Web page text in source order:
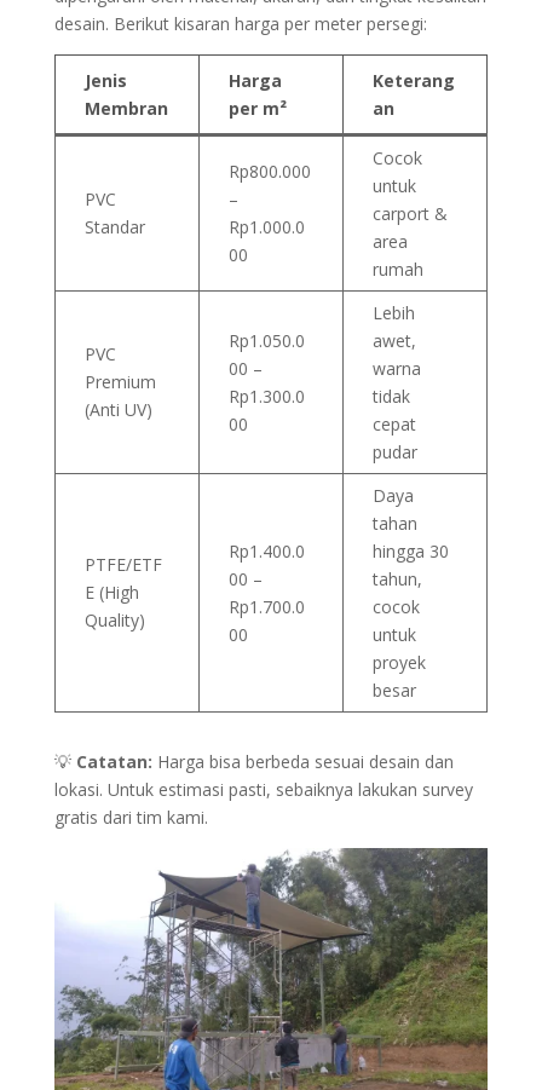
desain. Berikut kisaran harga per meter persegi:
Jenis
Membran
Harga
per m²
Keterang
an
PVC
Standar
Rp800.000
–
Rp1.000.0
00
Cocok
untuk
carport &
area
rumah
PVC
Premium
(Anti UV)
Rp1.050.0
00 –
Rp1.300.0
00
Lebih
awet,
warna
tidak
cepat
pudar
PTFE/ETF
E (High
Quality)
Rp1.400.0
00 –
Rp1.700.0
00
Daya
tahan
hingga 30
tahun,
cocok
untuk
proyek
besar
💡 Catatan: Harga bisa berbeda sesuai desain dan
lokasi. Untuk estimasi pasti, sebaiknya lakukan survey
gratis dari tim kami.